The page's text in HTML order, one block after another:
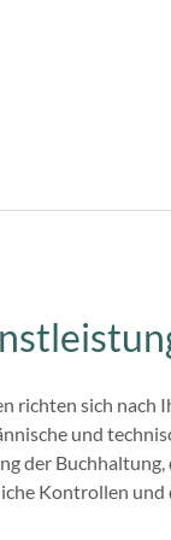
richten sich nach
und
der Buchhaltung,
Kontrollen und